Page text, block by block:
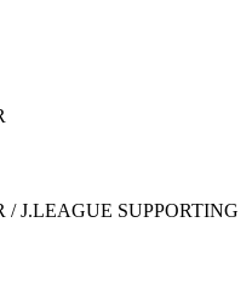
/ J.LEAGUE SUPPORTING